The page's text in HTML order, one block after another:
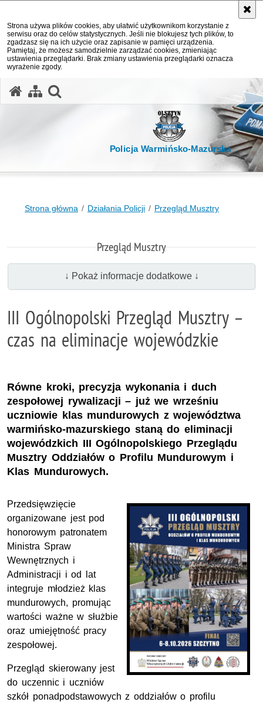
Strona używa plików cookies, aby ułatwić użytkownikom korzystanie z
serwisu oraz do celów statystycznych. Jeśli nie blokujesz tych plików, to
zgadzasz się na ich użycie oraz zapisanie w pamięci urządzenia.
Pamiętaj, że możesz samodzielnie zarządzać cookies, zmieniając
ustawienia przeglądarki. Brak zmiany ustawienia przeglądarki oznacza
wyrażenie zgody.
Policja Warmińsko-Mazurska
Strona główna Działania Policji Przegląd Musztry
Przegląd Musztry
↓ Pokaż informacje dodatkowe ↓
III Ogólnopolski Przegląd Musztry –
czas na eliminacje wojewódzkie
Równe kroki, precyzja wykonania i duch
zespołowej rywalizacji – już we wrześniu
uczniowie klas mundurowych z województwa
warmińsko-mazurskiego staną do eliminacji
wojewódzkich III Ogólnopolskiego Przeglądu
Musztry Oddziałów o Profilu Mundurowym i
Klas Mundurowych.
Przedsięwzięcie
organizowane jest pod
honorowym patronatem
Ministra Spraw
Wewnętrznych i
Administracji i od lat
integruje młodzież klas
mundurowych, promując
wartości ważne w służbie
oraz umiejętność pracy
zespołowej.
Przegląd skierowany jest
do uczennic i uczniów
szkół ponadpodstawowych z oddziałów o profilu